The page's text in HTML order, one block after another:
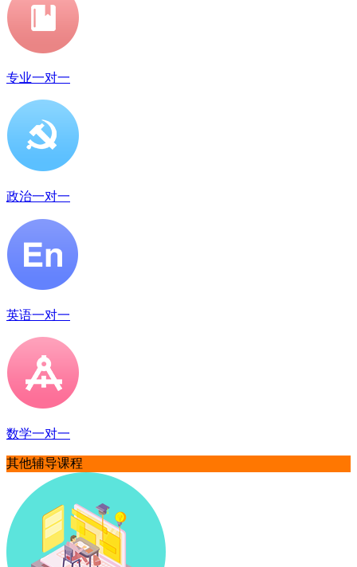
专业一对一
政治一对一
英语一对一
数学一对一
其他辅导课程